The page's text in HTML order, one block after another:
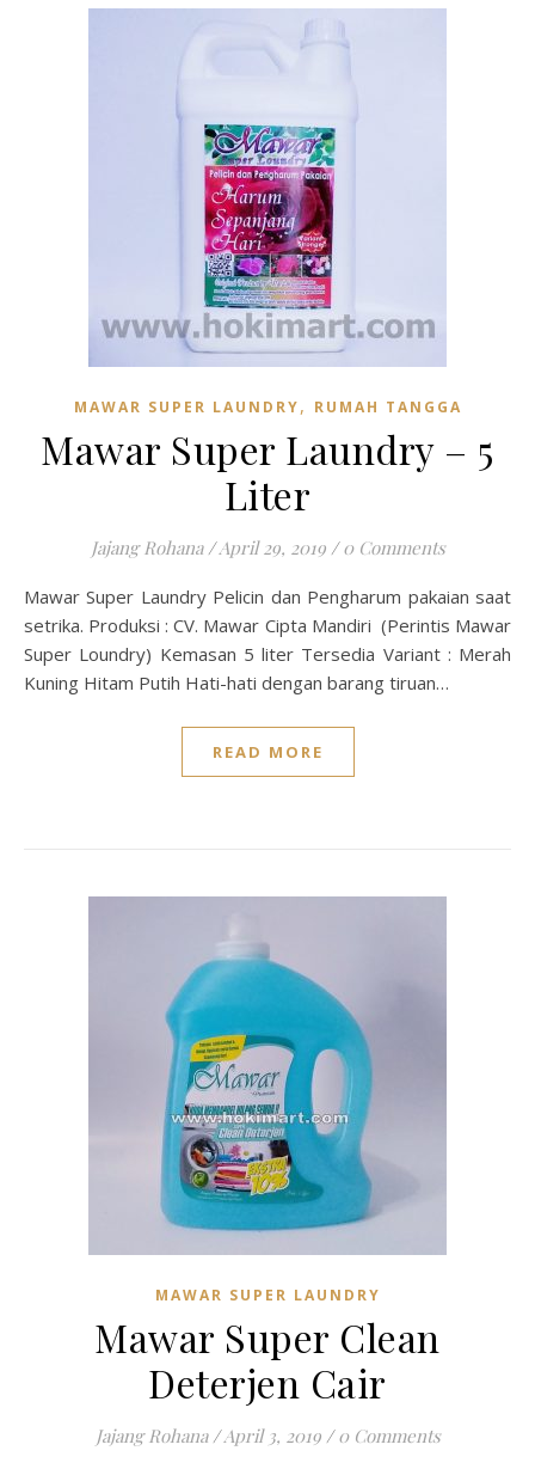
MAWAR SUPER LAUNDRY, RUMAH TANGGA
Mawar Super Laundry – 5
Liter
Jajang Rohana /April 29, 2019 / 0 Comments
Mawar Super Laundry Pelicin dan Pengharum pakaian saat
setrika. Produksi : CV. Mawar Cipta Mandiri (Perintis Mawar
Super Loundry) Kemasan 5 liter Tersedia Variant : Merah
Kuning Hitam Putih Hati-hati dengan barang tiruan…
READ MORE
MAWAR SUPER LAUNDRY
Mawar Super Clean
Deterjen Cair
Jajang Rohana /April 3, 2019 / 0 Comments